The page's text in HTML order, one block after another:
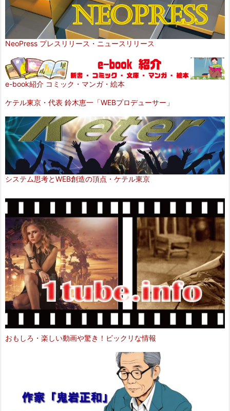
NeoPress プレスリリース・ニュースリリース
e-book紹介 コミック・マンガ・絵本
ケテル東京・代表 鈴木恵一「WEBプロデューサー」
システム思考とWEB創造の頂点・ケテル東京
おもしろ・楽しい動画や驚き！ビックリな情報